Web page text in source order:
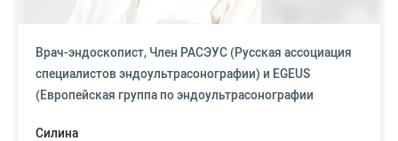
Врач-эндоскопист, Член РАСЭУС (Русская ассоциация
специалистов эндоультрасонографии) и EGEUS
(Европейская группа по эндоультрасонографии
Силина